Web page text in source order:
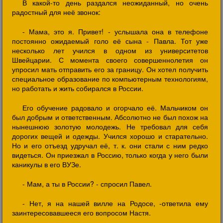
В какой-то день раздался неожиданный, но очень
радостный для неё звонок:
- Мама, это я. Привет! - услышала она в телефоне
постоянно ожидаемый голо её сына - Павла. Тот уже
несколько лет учился в одном из университетов
Швейцарии. С момента своего совершеннолетия он
упросил мать отправить его за границу. Он хотел получить
специальное образование по компьютерным технологиям,
но работать и жить собирался в России.
Его обучение радовало и огорчало её. Мальчиком он
был добрым и ответственным. Абсолютно не был похож на
нынешнюю золотую молодежь. Не требовал для себя
дорогих вещей и одежды. Учился хорошо и старательно.
Но и его отъезд удручал её, т. к. они стали с ним редко
видеться. Он приезжал в Россию, только когда у него были
каникулы в его ВУЗе.
- Мам, а ты в России? - спросил Павел.
- Нет, я на нашей вилле на Родосе, -ответила ему
заинтересовавшееся его вопросом Настя.